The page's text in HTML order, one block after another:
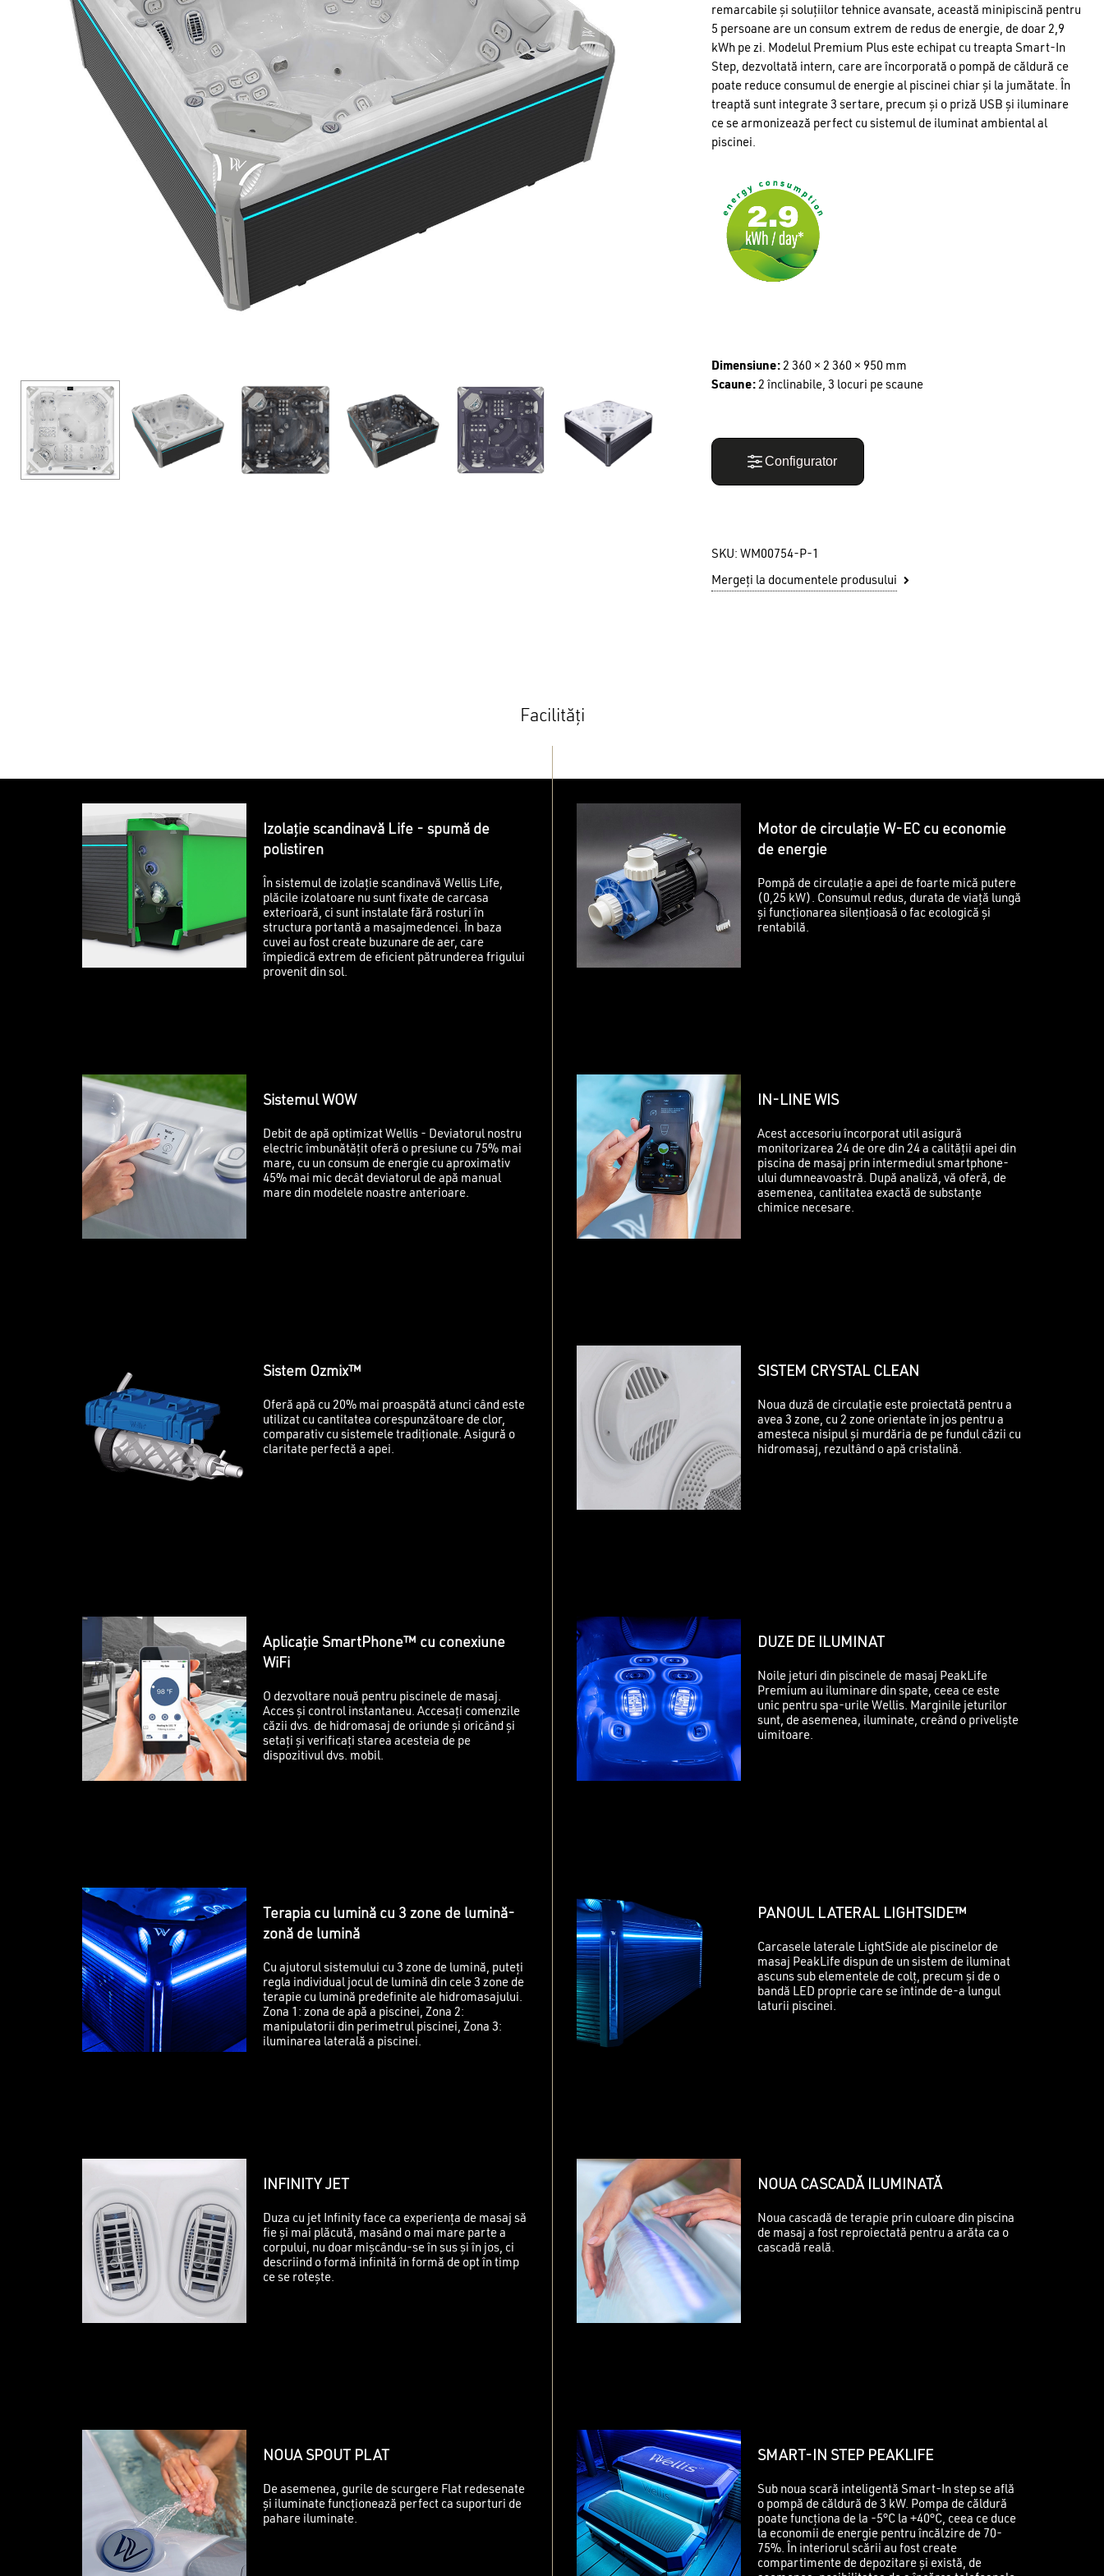
Nu ai niciun produs în coș.
remarcabile și soluțiilor tehnice avansate, această minipiscină pentru
5 persoane are un consum extrem de redus de energie, de doar 2,9
kWh pe zi. Modelul Premium Plus este echipat cu treapta Smart-In
Step, dezvoltată intern, care are încorporată o pompă de căldură ce
poate reduce consumul de energie al piscinei chiar și la jumătate. În
treaptă sunt integrate 3 sertare, precum și o priză USB și iluminare
ce se armonizează perfect cu sistemul de iluminat ambiental al
piscinei.
Dimensiune: 2 360 × 2 360 × 950 mm
Scaune: 2 înclinabile, 3 locuri pe scaune
Configurator
SKU: WM00754-P-1
Mergeți la documentele produsului
Facilități
Izolație scandinavă Life - spumă de
polistiren
În sistemul de izolație scandinavă Wellis Life,
plăcile izolatoare nu sunt fixate de carcasa
exterioară, ci sunt instalate fără rosturi în
structura portantă a masajmedencei. În baza
cuvei au fost create buzunare de aer, care
împiedică extrem de eficient pătrunderea frigului
provenit din sol.
Motor de circulație W-EC cu economie
de energie
Pompă de circulație a apei de foarte mică putere
(0,25 kW). Consumul redus, durata de viață lungă
și funcționarea silențioasă o fac ecologică și
rentabilă.
Sistemul WOW
Debit de apă optimizat Wellis - Deviatorul nostru
electric îmbunătățit oferă o presiune cu 75% mai
mare, cu un consum de energie cu aproximativ
45% mai mic decât deviatorul de apă manual
mare din modelele noastre anterioare.
IN-LINE WIS
Acest accesoriu încorporat util asigură
monitorizarea 24 de ore din 24 a calității apei din
piscina de masaj prin intermediul smartphone-
ului dumneavoastră. După analiză, vă oferă, de
asemenea, cantitatea exactă de substanțe
chimice necesare.
Sistem Ozmix™
Oferă apă cu 20% mai proaspătă atunci când este
utilizat cu cantitatea corespunzătoare de clor,
comparativ cu sistemele tradiționale. Asigură o
claritate perfectă a apei.
SISTEM CRYSTAL CLEAN
Noua duză de circulație este proiectată pentru a
avea 3 zone, cu 2 zone orientate în jos pentru a
amesteca nisipul și murdăria de pe fundul căzii cu
hidromasaj, rezultând o apă cristalină.
Aplicație SmartPhone™ cu conexiune
WiFi
O dezvoltare nouă pentru piscinele de masaj.
Acces și control instantaneu. Accesați comenzile
căzii dvs. de hidromasaj de oriunde și oricând și
setați și verificați starea acesteia de pe
dispozitivul dvs. mobil.
DUZE DE ILUMINAT
Noile jeturi din piscinele de masaj PeakLife
Premium au iluminare din spate, ceea ce este
unic pentru spa-urile Wellis. Marginile jeturilor
sunt, de asemenea, iluminate, creând o priveliște
uimitoare.
Terapia cu lumină cu 3 zone de lumină-
zonă de lumină
Cu ajutorul sistemului cu 3 zone de lumină, puteți
regla individual jocul de lumină din cele 3 zone de
terapie cu lumină predefinite ale hidromasajului.
Zona 1: zona de apă a piscinei, Zona 2:
manipulatorii din perimetrul piscinei, Zona 3:
iluminarea laterală a piscinei.
PANOUL LATERAL LIGHTSIDE™
Carcasele laterale LightSide ale piscinelor de
masaj PeakLife dispun de un sistem de iluminat
ascuns sub elementele de colț, precum și de o
bandă LED proprie care se întinde de-a lungul
laturii piscinei.
INFINITY JET
Duza cu jet Infinity face ca experiența de masaj să
fie și mai plăcută, masând o mai mare parte a
corpului, nu doar mișcându-se în sus și în jos, ci
descriind o formă infinită în formă de opt în timp
ce se rotește.
NOUA CASCADĂ ILUMINATĂ
Noua cascadă de terapie prin culoare din piscina
de masaj a fost reproiectată pentru a arăta ca o
cascadă reală.
NOUA SPOUT PLAT
De asemenea, gurile de scurgere Flat redesenate
și iluminate funcționează perfect ca suporturi de
pahare iluminate.
SMART-IN STEP PEAKLIFE
Sub noua scară inteligentă Smart-In step se află
o pompă de căldură de 3 kW. Pompa de căldură
poate funcționa de la -5°C la +40°C, ceea ce duce
la economii de energie pentru încălzire de 70-
75%. În interiorul scării au fost create
compartimente de depozitare și există, de